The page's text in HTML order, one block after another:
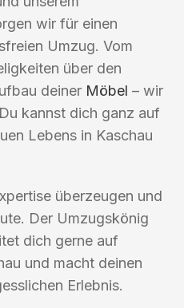
wir für einen
Umzug. Vom
über den
deiner Möbel – wir
kannst dich ganz auf
Lebens in Kaschau
überzeugen und
Der Umzugskönig
dich gerne auf
und macht deinen
Erlebnis.